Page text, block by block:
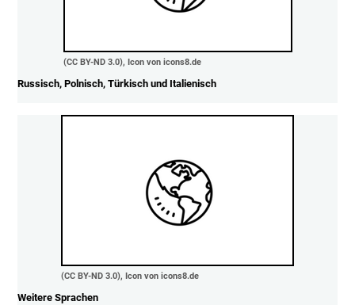
(CC BY-ND 3.0), Icon von icons8.de
Russisch, Polnisch, Türkisch und Italienisch
(CC BY-ND 3.0), Icon von icons8.de
Weitere Sprachen